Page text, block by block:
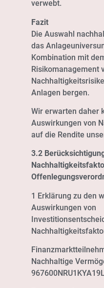
verwebt.
Fazit
Die Auswahl
das
Kombination mit
Risikomanagement
Anlagen bergen.
Wir erwarten daher
Auswirkungen von
auf die Rendite
3.2
1 Erklärung zu den
Auswirkungen von
Nachhaltige